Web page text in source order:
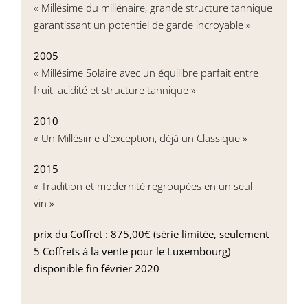
« Millésime du millénaire, grande structure tannique
garantissant un potentiel de garde incroyable »
2005
« Millésime Solaire avec un équilibre parfait entre
fruit, acidité et structure tannique »
2010
« Un Millésime d’exception, déjà un Classique »
2015
« Tradition et modernité regroupées en un seul
vin »
prix du Coffret : 875,00€ (série limitée, seulement
5 Coffrets à la vente pour le Luxembourg)
disponible fin février 2020